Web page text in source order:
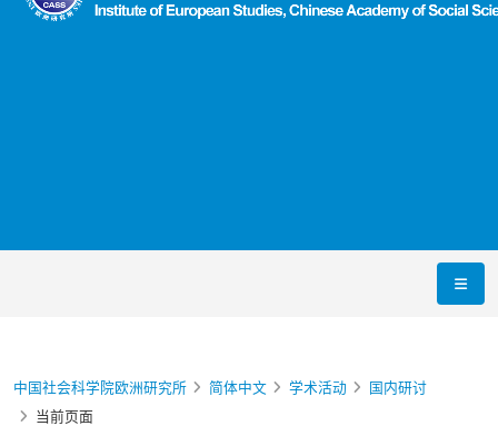
中国社会科学院欧洲研究所 简体中文 学术活动
国内研讨
当前页面